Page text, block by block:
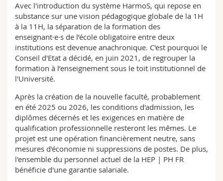
Avec l'introduction du système HarmoS, qui repose en
substance sur une vision pédagogique globale de la 1H
à la 11H, la séparation de la formation des
enseignant·e·s de l’école obligatoire entre deux
institutions est devenue anachronique. C'est pourquoi le
Conseil d'Etat a décidé, en juin 2021, de regrouper la
formation à l’enseignement sous le toit institutionnel de
l'Université.
Après la création de la nouvelle faculté, probablement
en été 2025 ou 2026, les conditions d'admission, les
diplômes décernés et les exigences en matière de
qualification professionnelle resteront les mêmes. Le
projet est une opération financièrement neutre, sans
mesures d'économie ni suppressions de postes. De plus,
l'ensemble du personnel actuel de la HEP | PH FR
bénéficie d'une garantie salariale.